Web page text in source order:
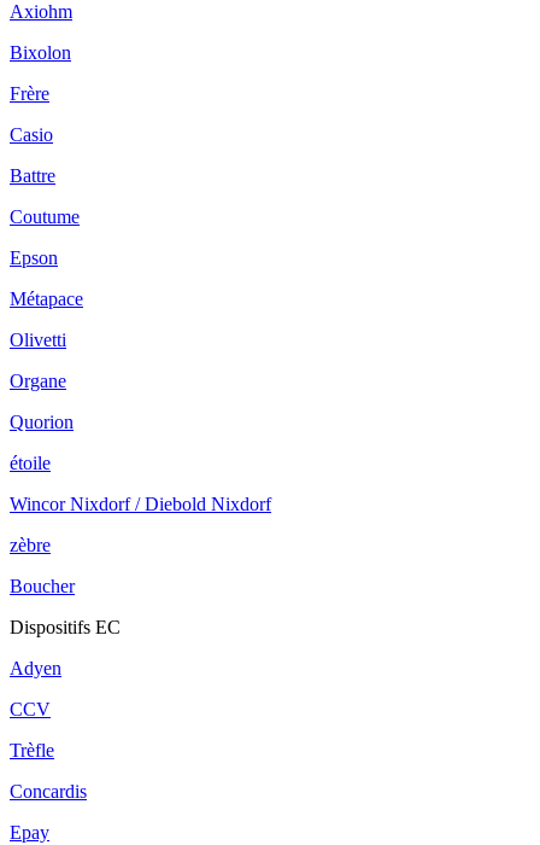
Axiohm
Bixolon
Frère
Casio
Battre
Coutume
Epson
Métapace
Olivetti
Organe
Quorion
étoile
Wincor Nixdorf / Diebold Nixdorf
zèbre
Boucher
Dispositifs EC
Adyen
CCV
Trèfle
Concardis
Epay